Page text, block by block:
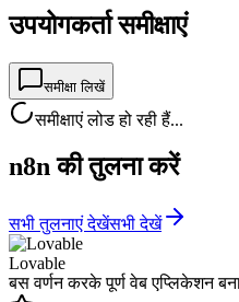
उपयोगकर्ता समीक्षाएं
समीक्षा लिखें
समीक्षाएं लोड हो रही हैं...
n8n की तुलना करें
सभी तुलनाएं देखेंसभी देखें
Lovable
बस वर्णन करके पूर्ण वेब एप्लिकेशन